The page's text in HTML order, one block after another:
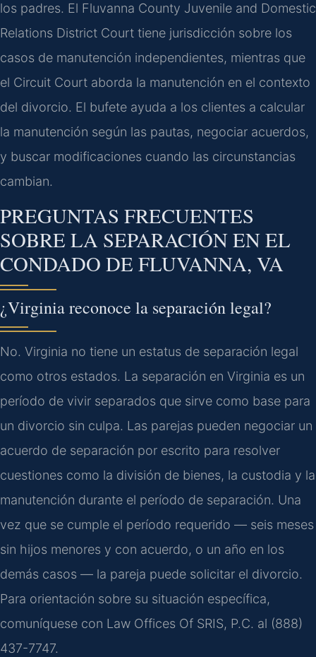
los padres. El Fluvanna County Juvenile and Domestic
Relations District Court tiene jurisdicción sobre los
casos de manutención independientes, mientras que
el Circuit Court aborda la manutención en el contexto
del divorcio. El bufete ayuda a los clientes a calcular
la manutención según las pautas, negociar acuerdos,
y buscar modificaciones cuando las circunstancias
cambian.
PREGUNTAS FRECUENTES
SOBRE LA SEPARACIÓN EN EL
CONDADO DE FLUVANNA, VA
¿Virginia reconoce la separación legal?
No. Virginia no tiene un estatus de separación legal
como otros estados. La separación en Virginia es un
período de vivir separados que sirve como base para
un divorcio sin culpa. Las parejas pueden negociar un
acuerdo de separación por escrito para resolver
cuestiones como la división de bienes, la custodia y la
manutención durante el período de separación. Una
vez que se cumple el período requerido — seis meses
sin hijos menores y con acuerdo, o un año en los
demás casos — la pareja puede solicitar el divorcio.
Para orientación sobre su situación específica,
comuníquese con Law Offices Of SRIS, P.C. al (888)
437-7747.